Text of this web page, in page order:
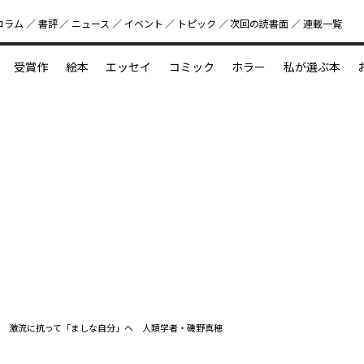
好書好日
ラム 書評 ニュース イベント トピック 次回の読書⾯ 連載一覧
受賞作 絵本 エッセイ コミック ホラー 私が選ぶ本
激流に抗って「ましな自分」へ 人類学者・磯野真穂